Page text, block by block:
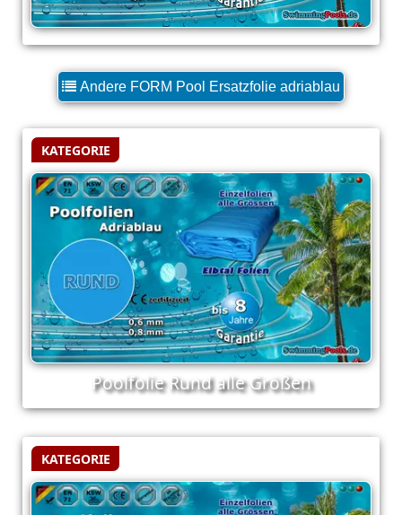
Andere FORM Pool Ersatzfolie adriablau
KATEGORIE
Poolfolie Rund alle Größen
KATEGORIE